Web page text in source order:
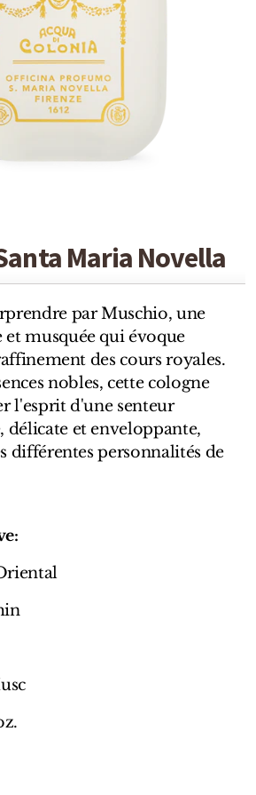
Maria Novella
par Muschio, une
et musquée qui évoque
des cours royales.
nobles, cette cologne
l'esprit d'une senteur
délicate et enveloppante,
différentes personnalités de